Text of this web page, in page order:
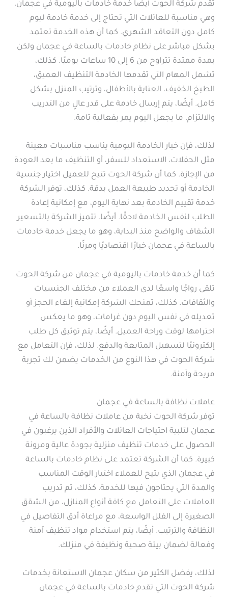
تقدم شركة الحوت أيضًا خدمة خادمات باليومية في عجمان،
وهي مناسبة للعائلات التي تحتاج إلى خدمة خادمة ليوم
كامل دون التعاقد الشهري. كما أن هذه الخدمة تعتمد
بشكل مباشر على نظام خادمات بالساعة في عجمان ولكن
بمدة ممتدة تتراوح من 6 إلى 10 ساعات يوميًا. كذلك،
تشمل المهام التي تقدمها الخادمة التنظيف العميق،
الطبخ الخفيف، العناية بالأطفال، وترتيب المنزل بشكل
كامل. أيضًا، يتم إرسال خادمة على قدر عالٍ من التدريب
والالتزام، ما يجعل اليوم يمر بفعالية تامة.
لذلك، فإن خيار الخادمة اليومية يناسب مناسبات معينة
مثل الحفلات، الاستعداد للسفر، أو التنظيف ما بعد العودة
من الإجازة. كما أن شركة الحوت تتيح للعميل اختيار جنسية
الخادمة أو تحديد طبيعة العمل بدقة. كذلك، توفر الشركة
خدمة تقييم الخادمة بعد نهاية اليوم، مع إمكانية إعادة
الطلب لنفس الخادمة لاحقًا. أيضًا، تتميز الشركة بالتسعير
الشفاف والواضح منذ البداية، وهو ما يجعل خدمة خادمات
بالساعة في عجمان خيارًا اقتصاديًا ومرنًا.
كما أن خدمة خادمات باليومية في عجمان من شركة الحوت
تلقى رواجًا واسعًا لدى العملاء من مختلف الجنسيات
والثقافات. كذلك، تمنحك الشركة إمكانية إلغاء الحجز أو
تعديله في نفس اليوم دون غرامات، وهو ما يعكس
احترامها لوقت وراحة العميل. أيضًا، يتم توثيق كل طلب
إلكترونيًا لتسهيل المتابعة والدفع. لذلك، فإن التعامل مع
شركة الحوت في هذا النوع من الخدمات يضمن لك تجربة
مريحة وآمنة.
عاملات نظافة بالساعة في عجمان
توفر شركة الحوت نخبة من عاملات نظافة بالساعة في
عجمان لتلبية احتياجات العائلات والأفراد الذين يرغبون في
الحصول على خدمات تنظيف منزلية بجودة عالية ومرونة
كبيرة. كما أن الشركة تعتمد على نظام خادمات بالساعة
في عجمان الذي يتيح للعملاء اختيار الوقت المناسب
والمدة التي يحتاجون فيها للخدمة. كذلك، تم تدريب
العاملات على التعامل مع كافة أنواع المنازل، من الشقق
الصغيرة إلى الفلل الواسعة، مع مراعاة أدق التفاصيل في
النظافة والترتيب. أيضًا، يتم استخدام مواد تنظيف آمنة
وفعالة لضمان بيئة صحية ونظيفة في منزلك.
لذلك، يفضل الكثير من سكان عجمان الاستعانة بخدمات
شركة الحوت التي تقدم خادمات بالساعة في عجمان